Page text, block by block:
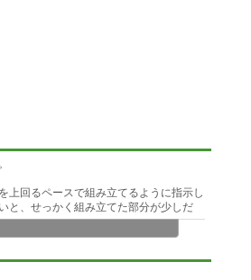
上回るペースで組み立てるように指示し
と、せっかく組み立てた部分が少しだ